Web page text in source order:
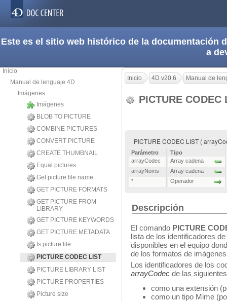
Este es el sitio web histórico de la documentación
a
Inicio
Manual de lenguaje 4D
Imágenes
Imágenes
BLOB TO PICTURE
COMBINE PICTURES
CONVERT PICTURE
CREATE THUMBNAIL
Equal pictures
Get picture file name
GET PICTURE FORMATS
GET PICTURE FROM
LIBRARY
GET PICTURE KEYWORDS
GET PICTURE METADATA
Is picture file
PICTURE CODEC LIST
PICTURE LIBRARY LIST
PICTURE PROPERTIES
Picture size
Inicio 4D v20.6 Manual de
PICTURE CODEC
PICTURE CODEC LIST (
Parámetro
Tipo
arrayCodec
Array cadena
arrayNoms
Array cadena
*
Operador
Descripción
El comando PICTURE
lista de los identificadores
disponibles en el equipo
de los formatos de
Los identificadores de los
arrayCodec de las
como una extensión
como un tipo Mime